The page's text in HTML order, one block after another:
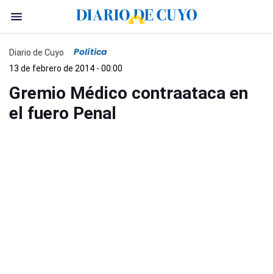
Diario de Cuyo Política
13 de febrero de 2014 - 00:00
Gremio Médico contraataca en
el fuero Penal